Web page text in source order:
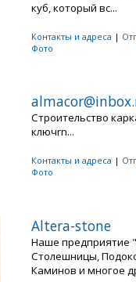
куб, который вс...
Контакты и адреса |
Фото
Строительство
ключrn...
Контакты и адреса |
Фото
Altera-stone
Наше предприятие
Столешницы,
Каминов и многое